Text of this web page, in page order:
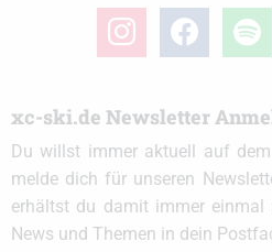
instagramfacebook spotify
xc-ski.de Newsletter
Du willst immer aktuell auf
melde dich für unseren
erhältst du damit immer einmal
News und Themen in dein